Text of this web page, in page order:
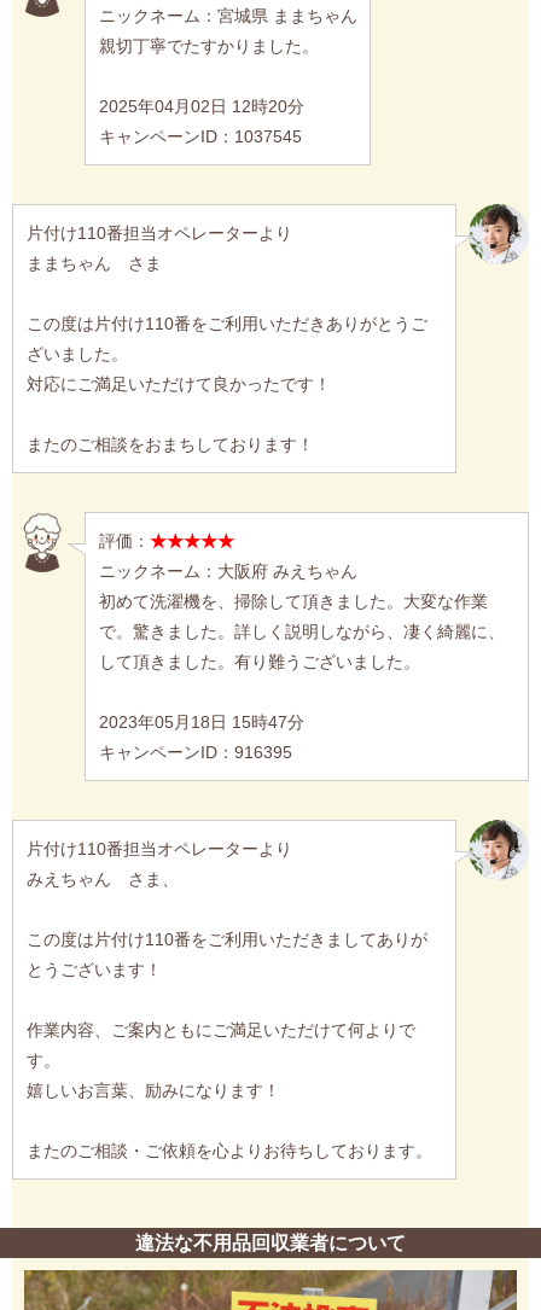
ニックネーム：宮城県 ままちゃん
親切丁寧でたすかりました。
2025年04月02日 12時20分
キャンペーンID：1037545
片付け110番担当オペレーターより
ままちゃん さま
この度は片付け110番をご利用いただきありがとうご
ざいました。
対応にご満足いただけて良かったです！
またのご相談をおまちしております！
評価： ★★★★★
ニックネーム：大阪府 みえちゃん
初めて洗濯機を、掃除して頂きました。大変な作業
で。驚きました。詳しく説明しながら、凄く綺麗に、
して頂きました。有り難うございました。
2023年05月18日 15時47分
キャンペーンID：916395
片付け110番担当オペレーターより
みえちゃん さま、
この度は片付け110番をご利用いただきましてありが
とうございます！
作業内容、ご案内ともにご満足いただけて何よりで
す。
嬉しいお言葉、励みになります！
またのご相談・ご依頼を心よりお待ちしております。
違法な不用品回収業者について